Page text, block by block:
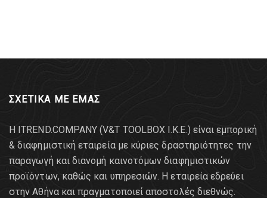
ΣΧΕΤΙΚΑ ΜΕ ΕΜΑΣ
Η ITREND.COMPANY (V&T TOOLBOX Ι.Κ.Ε.) είναι εμπορική
& διαφημιστική εταιρεία με κύριες δραστηριότητες την
παραγωγή και διανομή καινοτόμων διαφημιστικών
προϊόντων, καθώς και υπηρεσιών. Η εταιρεία εδρεύει
στην Αθήνα και πραγματοποιεί αποστολές διεθνώς.